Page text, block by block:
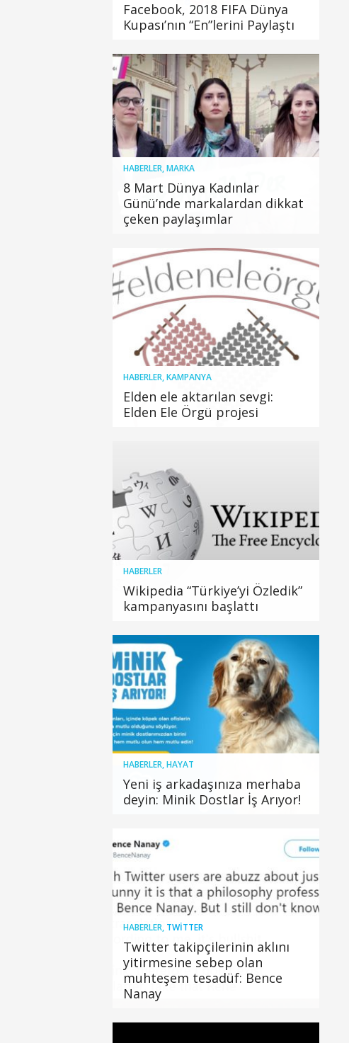
Facebook, 2018 FIFA Dünya
Kupası’nın “En”lerini Paylaştı
HABERLER,MARKA
8 Mart Dünya Kadınlar
Günü’nde markalardan dikkat
çeken paylaşımlar
HABERLER,KAMPANYA
Elden ele aktarılan sevgi:
Elden Ele Örgü projesi
HABERLER
Wikipedia “Türkiye’yi Özledik”
kampanyasını başlattı
HABERLER,HAYAT
Yeni iş arkadaşınıza merhaba
deyin: Minik Dostlar İş Arıyor!
HABERLER, TWITTER
Twitter takipçilerinin aklını
yitirmesine sebep olan
muhteşem tesadüf: Bence
Nanay